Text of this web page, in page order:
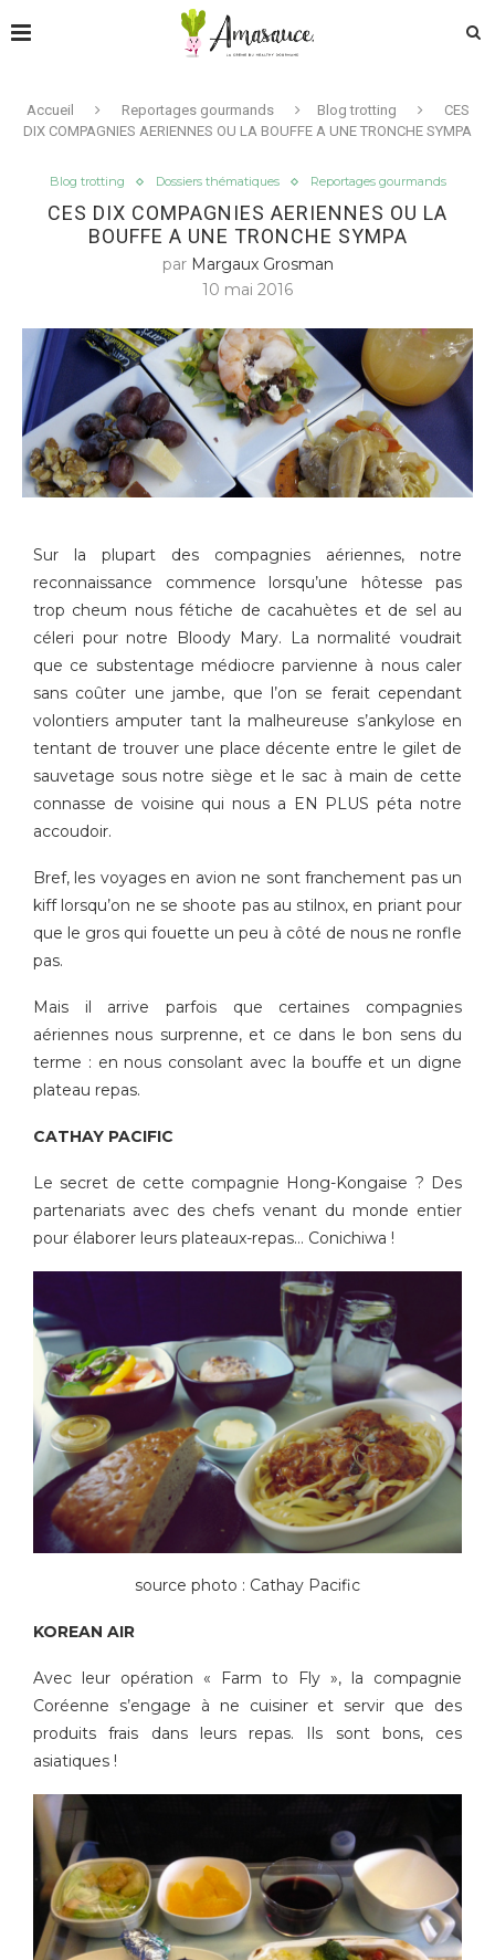
Accueil Reportages gourmands Blog trotting
CES
DIX COMPAGNIES AERIENNES OU LA BOUFFE A UNE TRONCHE SYMPA
Blog trotting Dossiers thématiques Reportages gourmands
CES DIX COMPAGNIES AERIENNES OU LA
BOUFFE A UNE TRONCHE SYMPA
par Margaux Grosman
10 mai 2016
Sur la plupart des compagnies aériennes, notre
reconnaissance commence lorsqu’une hôtesse pas
trop cheum nous fétiche de cacahuètes et de sel au
céleri pour notre Bloody Mary. La normalité voudrait
que ce substentage médiocre parvienne à nous caler
sans coûter une jambe, que l’on se ferait cependant
volontiers amputer tant la malheureuse s’ankylose en
tentant de trouver une place décente entre le gilet de
sauvetage sous notre siège et le sac à main de cette
connasse de voisine qui nous a EN PLUS péta notre
accoudoir.
Bref, les voyages en avion ne sont franchement pas un
kiff lorsqu’on ne se shoote pas au stilnox, en priant pour
que le gros qui fouette un peu à côté de nous ne ronfle
pas.
Mais il arrive parfois que certaines compagnies
aériennes nous surprenne, et ce dans le bon sens du
terme : en nous consolant avec la bouffe et un digne
plateau repas.
CATHAY PACIFIC
Le secret de cette compagnie Hong-Kongaise ? Des
partenariats avec des chefs venant du monde entier
pour élaborer leurs plateaux-repas… Conichiwa !
source photo : Cathay Pacific
KOREAN AIR
Avec leur opération « Farm to Fly », la compagnie
Coréenne s’engage à ne cuisiner et servir que des
produits frais dans leurs repas. Ils sont bons, ces
asiatiques !